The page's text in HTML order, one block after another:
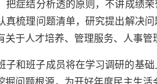
把症结分析透的原则，不讲成绩
真梳理问题清单，研究提出解决
关于人才培养、管理服务、人事管
子和班子成员将在学习调研的基
掘问题根源，为开好年度民主生活